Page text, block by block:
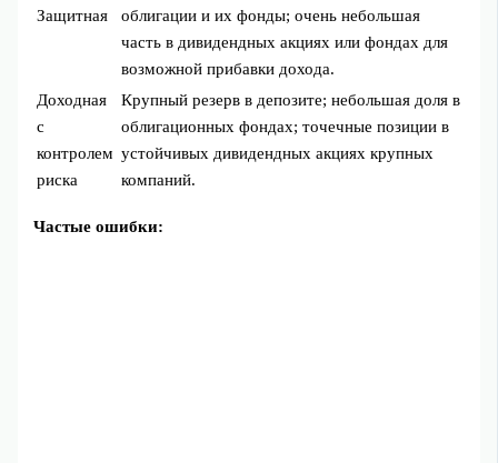
Защитная
облигации и их фонды; очень небольшая
часть в дивидендных акциях или фондах для
возможной прибавки дохода.
Доходная
с
контролем
риска
Крупный резерв в депозите; небольшая доля в
облигационных фондах; точечные позиции в
устойчивых дивидендных акциях крупных
компаний.
Частые ошибки: